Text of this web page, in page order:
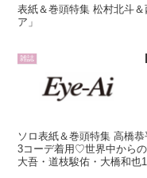
表紙＆巻頭特集 松村北斗
ア」
雑誌
ソロ表紙＆巻頭特集 高橋
3コーデ着用♡世界中から
大吾・道枝駿佑・大橋和也